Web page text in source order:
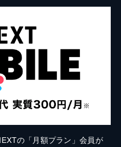
の「月額プラン」会員が